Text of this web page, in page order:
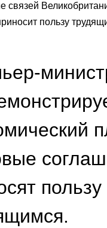
связей
пользу
пользу